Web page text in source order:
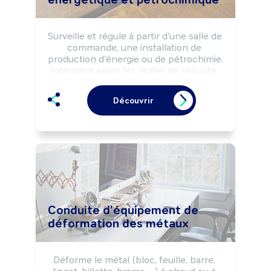
Peut suivre et analyser les données de
production.
Surveille et régule à partir d'une salle de
commande, une installation de
production d'énergie ou de pétrochimie.
Intervient selon les règles de sécurité,
environnementales et les impératifs de
production.
Peut effectuer des rondes sur les
opérations de maintenance préventive.
Peut coordonner une équipe.
Découvrir
Conduite d'équipement de
déformation des métaux
Déforme le métal (bloc, feuille, barre,